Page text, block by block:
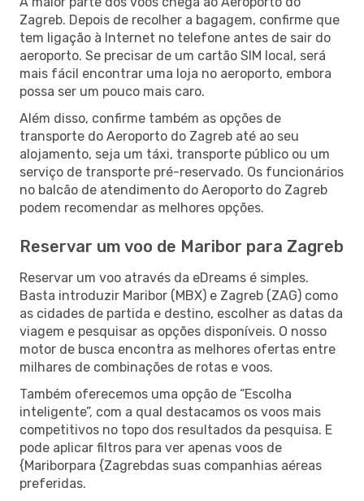
Zagreb. Depois de recolher a bagagem, confirme que
tem ligação à Internet no telefone antes de sair do
aeroporto. Se precisar de um cartão SIM local, será
mais fácil encontrar uma loja no aeroporto, embora
possa ser um pouco mais caro.
Além disso, confirme também as opções de
transporte do Aeroporto do Zagreb até ao seu
alojamento, seja um táxi, transporte público ou um
serviço de transporte pré-reservado. Os funcionários
no balcão de atendimento do Aeroporto do Zagreb
podem recomendar as melhores opções.
Reservar um voo de Maribor para Zagreb
Reservar um voo através da eDreams é simples.
Basta introduzir Maribor (MBX) e Zagreb (ZAG) como
as cidades de partida e destino, escolher as datas da
viagem e pesquisar as opções disponíveis. O nosso
motor de busca encontra as melhores ofertas entre
milhares de combinações de rotas e voos.
Também oferecemos uma opção de “Escolha
inteligente”, com a qual destacamos os voos mais
competitivos no topo dos resultados da pesquisa. E
pode aplicar filtros para ver apenas voos de
{Mariborpara {Zagrebdas suas companhias aéreas
preferidas.